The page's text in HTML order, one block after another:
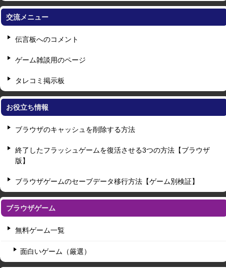
交流メニュー
伝言板へのコメント
ゲーム雑談用のページ
タレコミ掲示板
お役立ち情報
ブラウザのキャッシュを削除する方法
終了したフラッシュゲームを復活させる3つの方法【ブラウザ
版】
ブラウザゲームのセーブデータ移行方法【ゲーム別検証】
ブラウザゲーム
無料ゲーム一覧
面白いゲーム（厳選）